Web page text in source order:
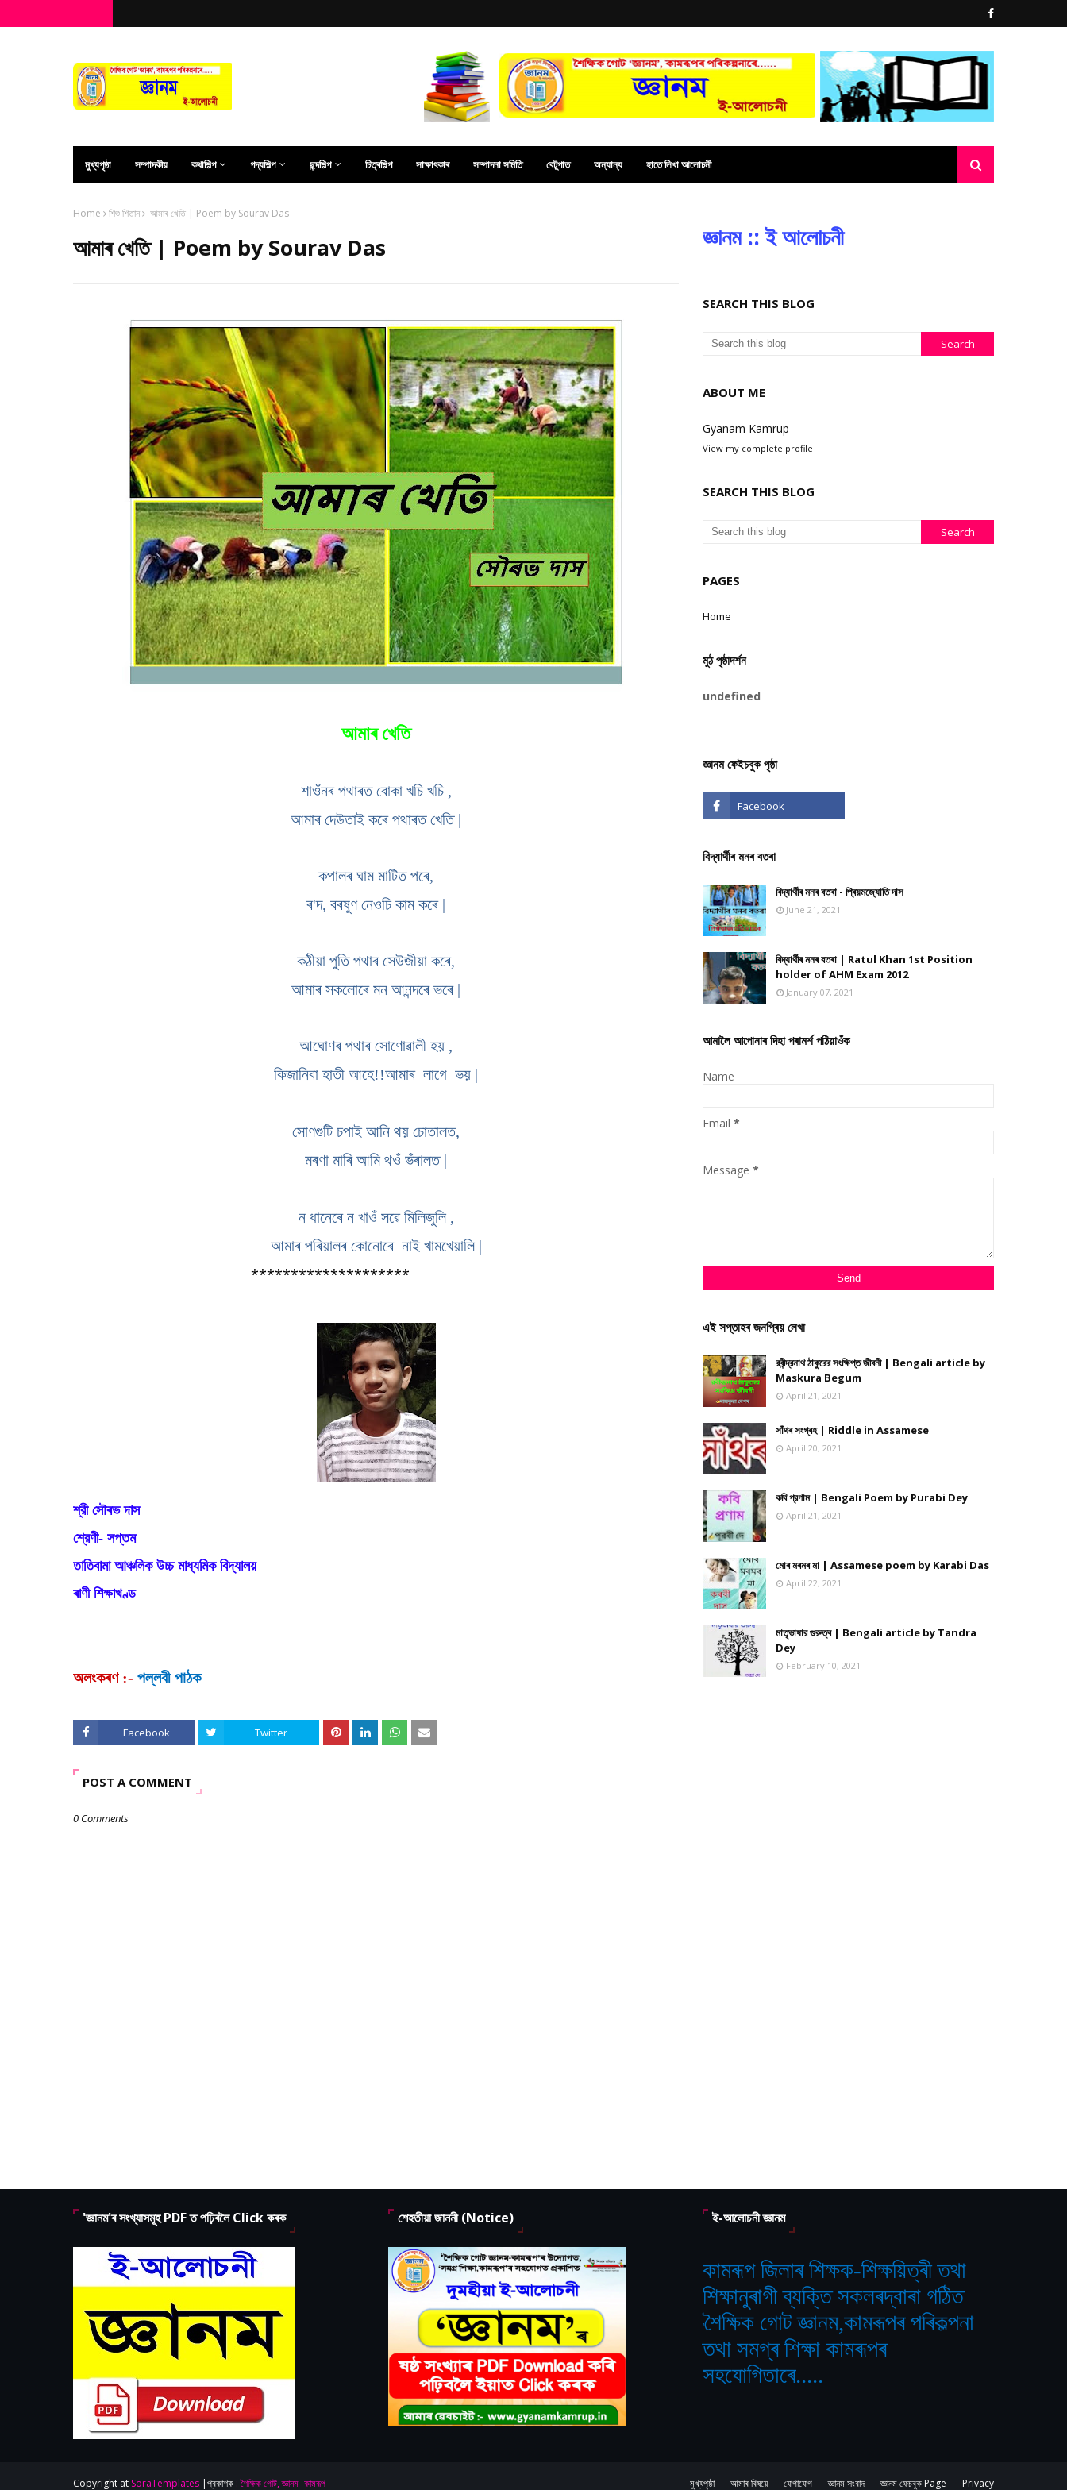
মুখ্যপৃষ্ঠা সম্পাদকীয় কথাশিল্প গদ্যশিল্প ছন্দশিল্প চিত্ৰশিল্প সাক্ষাৎকাৰ সম্পাদনা সমিতি বেটুপাত অন্যান্য হাতে লিখা আলোচনী
Home শিশু শিতান আমাৰ খেতি | Poem by Sourav Das
আমাৰ খেতি | Poem by Sourav Das
আমাৰ খেতি
শাওঁনৰ পথাৰত বোকা খচি খচি ,
আমাৰ দেউতাই কৰে পথাৰত খেতি |
কপালৰ ঘাম মাটিত পৰে,
ৰ'দ, বৰষুণ নেওচি কাম কৰে |
কঠীয়া পুতি পথাৰ সেউজীয়া কৰে,
আমাৰ সকলোৰে মন আনন্দৰে ভৰে |
আঘোণৰ পথাৰ সোণোৱালী হয় ,
কিজানিবা হাতী আহে!!আমাৰ লাগে ভয় |
সোণগুটি চপাই আনি থয় চোতালত,
মৰণা মাৰি আমি থওঁ ভঁৰালত |
ন ধানেৰে ন খাওঁ সৱে মিলিজুলি ,
আমাৰ পৰিয়ালৰ কোনোৰে নাই খামখেয়ালি |
********************
শ্রী সৌৰভ দাস
শ্রেণী- সপ্তম
তাতিবামা আঞ্চলিক উচ্চ মাধ্যমিক বিদ্যালয়
ৰাণী শিক্ষাখণ্ড
অলংকৰণ :- পল্লবী পাঠক
Facebook Twitter
POST A COMMENT
0 Comments
জ্ঞানম :: ই আলোচনী
SEARCH THIS BLOG
ABOUT ME
Gyanam Kamrup
View my complete profile
SEARCH THIS BLOG
PAGES
Home
মুঠ পৃষ্ঠাদৰ্শন
undefned
জ্ঞানম ফেইচবুক পৃষ্ঠা
বিদ্যাৰ্থীৰ মনৰ বতৰা
বিদ্যাৰ্থীৰ মনৰ বতৰা - প্ৰিয়মজ্যোতি দাস
June 21, 2021
বিদ্যাৰ্থীৰ মনৰ বতৰা | Ratul Khan 1st Position
holder of AHM Exam 2012
January 07, 2021
আমালৈ আপোনাৰ দিহা পৰামৰ্শ পঠিয়াওঁক
Name
Email*
Message*
এই সপ্তাহৰ জনপ্ৰিয় লেখা
রবীন্দ্রনাথ ঠাকুরের সংক্ষিপ্ত জীবনী | Bengali article by
Maskura Begum
April 21, 2021
সাঁথৰ সংগ্ৰহ | Riddle in Assamese
April 20, 2021
কবি প্রণাম | Bengali Poem by Purabi Dey
April 21, 2021
মোৰ মৰমৰ মা | Assamese poem by Karabi Das
April 22, 2021
মাতৃভাষার গুরুত্ব | Bengali article by Tandra
Dey
February 10, 2021
'জ্ঞানম'ৰ সংখ্যাসমূহ PDF ত পঢ়িবলৈ Click কৰক শেহতীয়া জাননী (Notice) ই-আলোচনী জ্ঞানম
কামৰূপ জিলাৰ শিক্ষক-শিক্ষয়িত্ৰী তথা
শিক্ষানুৰাগী ব্যক্তি সকলৰদ্বাৰা গঠিত
‘শৈক্ষিক গোট জ্ঞানম,কামৰূপৰ পৰিকল্পনা
তথা সমগ্ৰ শিক্ষা কামৰূপৰ
সহযোগিতাৰে.....
মুখ্যপৃষ্ঠা আমাৰ বিষয়ে যোগাযোগ জ্ঞানম সংবাদ জ্ঞানম ফেচবুক Page Privacy
Copyright at SoraTemplates |প্ৰকাশক : শৈক্ষিক গোট, জ্ঞানম- কামৰূপ